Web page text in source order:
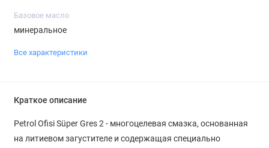
Базовое масло
минеральное
Все характеристики
Краткое описание
Petrol Ofisi Süper Gres 2 - многоцелевая смазка, основанная
на литиевом загустителе и содержащая специально